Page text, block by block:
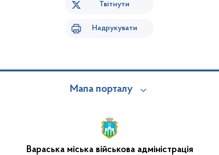
Твітнути
Надрукувати
Мапа порталу
Вараська міська військова адміністрація